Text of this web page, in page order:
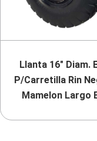
Llanta 16″ Diam.
P/Carretilla Rin
Mamelon Largo